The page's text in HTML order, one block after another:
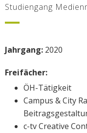
Studiengang
Jahrgang: 2020
Freifächer:
ÖH-Tätigkeit
Campus & City
c-tv Creative